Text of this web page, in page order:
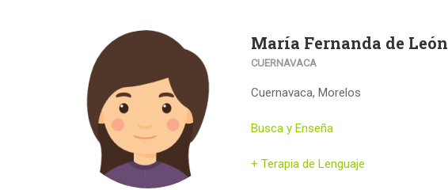
María Fernanda de León
CUERNAVACA
Cuernavaca, Morelos
Busca y Enseña
+ Terapia de Lenguaje